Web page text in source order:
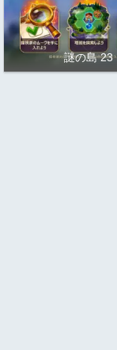
謎の島 23